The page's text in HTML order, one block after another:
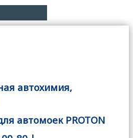
автохимия,
автомоек PROTON